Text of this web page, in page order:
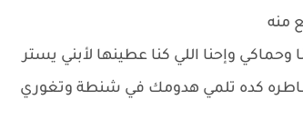
منه
وإحنا اللي كنا عطينها لأبني يستر
كده تلمي هدومك في شنطة وتغوري